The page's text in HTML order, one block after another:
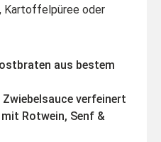
oder
aus bestem
verfeinert
Rotwein, Senf &